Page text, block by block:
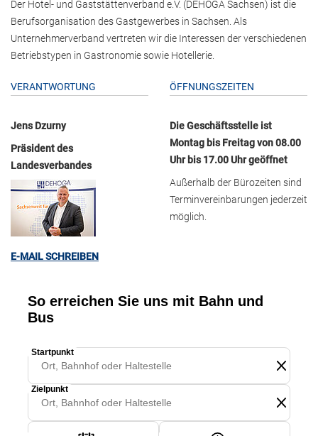
Der Hotel- und Gaststättenverband e.V. (DEHOGA Sachsen) ist die
Berufsorganisation des Gastgewerbes in Sachsen. Als
Unternehmerverband vertreten wir die Interessen der verschiedenen
Betriebstypen in Gastronomie sowie Hotellerie.
VERANTWORTUNG
Jens Dzurny
Präsident des
Landesverbandes
E-MAIL SCHREIBEN
ÖFFNUNGSZEITEN
Die Geschäftsstelle ist
Montag bis Freitag von 08.00
Uhr bis 17.00 Uhr geöffnet
Außerhalb der Bürozeiten sind
Terminvereinbarungen jederzeit
möglich.